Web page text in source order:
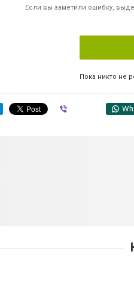
Если вы заметили ошибку,
Пока никто не